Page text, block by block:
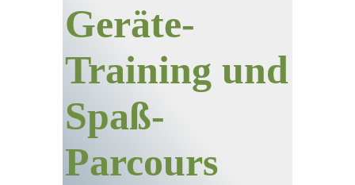
Geräte-
Training und
Spaß-
Parcours